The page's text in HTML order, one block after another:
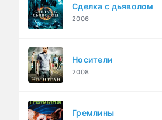
Сделка с дьяволом
2006
Носители
2008
Гремлины